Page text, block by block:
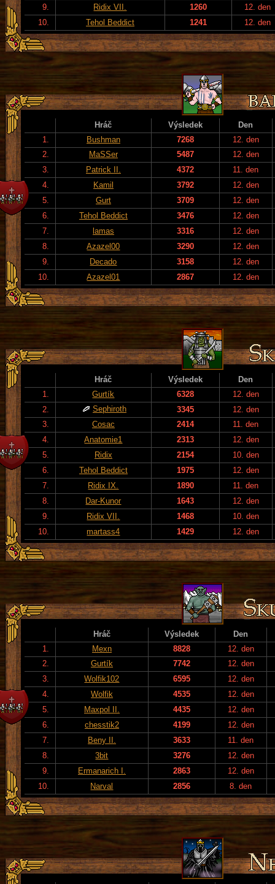
9.
Ridix VII. 1260
12. den
10.
Tehol Beddict 1241 12. den
Hráč Výsledek
Den
1.
Bushman 7268
12. den
2.
MaSSer 5487
12. den
3.
Patrick II. 4372
11. den
4.
Kamil 3792
12. den
5.
Gurt 3709
12. den
6.
Tehol Beddict 3476
12. den
7.
lamas 3316
12. den
8.
Azazel00 3290
12. den
9.
Decado 3158
12. den
10.
Azazel01 2867 12. den
Hráč Výsledek
Den
1.
Gurtík 6328
12. den
2.
Sephiroth 3345
12. den
3.
Cosac 2414
11. den
4.
Anatomie1 2313
12. den
5.
Ridix 2154
10. den
6.
Tehol Beddict 1975
12. den
7.
Ridix IX. 1890
11. den
8.
Dar-Kunor 1643
12. den
9.
Ridix VII. 1468
10. den
10.
martass4 1429 12. den
Hráč Výsledek
Den
1.
Mexn 8828
12. den
2.
Gurtík 7742
12. den
3.
Wolfik102 6595
12. den
4.
Wolfik 4535
12. den
5.
Maxpol II. 4435
12. den
6.
chesstik2 4199
12. den
7.
Beny II. 3633
11. den
8.
3bit 3276
12. den
9.
Ermanarich I. 2863
12. den
10.
Narval 2856 8. den